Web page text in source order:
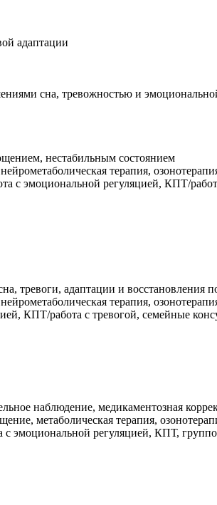
адаптации
сна, тревожностью и
нестабильным состоянием
терапия,
с эмоциональной регуляцией, КПТ/
тревоги, адаптации и восстановления
терапия,
КПТ/работа с тревогой, семейные
наблюдение, медикаментозная
метаболическая терапия,
эмоциональной регуляцией, КПТ,